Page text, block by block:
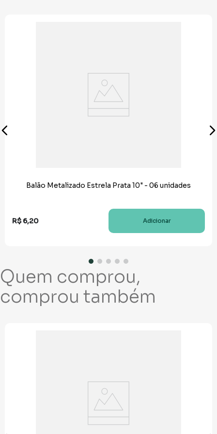
Balão Metalizado Estrela Prata 10" - 06 unidades
R$ 6,20 Adicionar
Quem comprou,
comprou também